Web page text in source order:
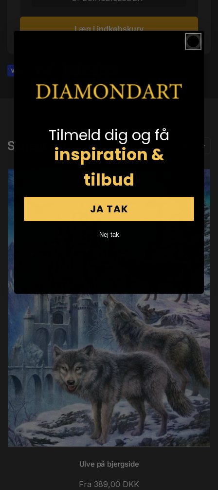
Læg i indkøbskurv
Senest set
Ulve på bjergside
Normalpris
Fra 389,00 DKK
Tilmeld dig og få
inspiration &
tilbud
JA TAK
Nej tak